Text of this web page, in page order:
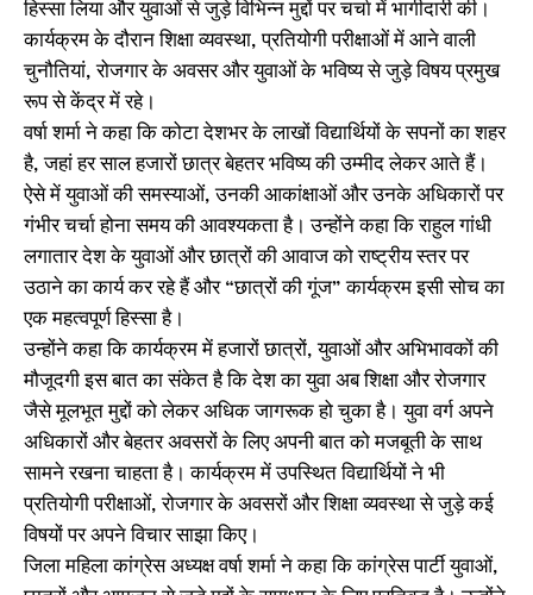
हिस्सा लिया और युवाओं से जुड़े विभिन्न मुद्दों पर चर्चा में भागीदारी की।
कार्यक्रम के दौरान शिक्षा व्यवस्था, प्रतियोगी परीक्षाओं में आने वाली
चुनौतियां, रोजगार के अवसर और युवाओं के भविष्य से जुड़े विषय प्रमुख
रूप से केंद्र में रहे।
वर्षा शर्मा ने कहा कि कोटा देशभर के लाखों विद्यार्थियों के सपनों का शहर
है, जहां हर साल हजारों छात्र बेहतर भविष्य की उम्मीद लेकर आते हैं।
ऐसे में युवाओं की समस्याओं, उनकी आकांक्षाओं और उनके अधिकारों पर
गंभीर चर्चा होना समय की आवश्यकता है। उन्होंने कहा कि राहुल गांधी
लगातार देश के युवाओं और छात्रों की आवाज को राष्ट्रीय स्तर पर
उठाने का कार्य कर रहे हैं और “छात्रों की गूंज” कार्यक्रम इसी सोच का
एक महत्वपूर्ण हिस्सा है।
उन्होंने कहा कि कार्यक्रम में हजारों छात्रों, युवाओं और अभिभावकों की
मौजूदगी इस बात का संकेत है कि देश का युवा अब शिक्षा और रोजगार
जैसे मूलभूत मुद्दों को लेकर अधिक जागरूक हो चुका है। युवा वर्ग अपने
अधिकारों और बेहतर अवसरों के लिए अपनी बात को मजबूती के साथ
सामने रखना चाहता है। कार्यक्रम में उपस्थित विद्यार्थियों ने भी
प्रतियोगी परीक्षाओं, रोजगार के अवसरों और शिक्षा व्यवस्था से जुड़े कई
विषयों पर अपने विचार साझा किए।
जिला महिला कांग्रेस अध्यक्ष वर्षा शर्मा ने कहा कि कांग्रेस पार्टी युवाओं,